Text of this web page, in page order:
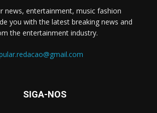
news, entertainment, music fashion
you with the latest breaking news and
the entertainment industry.
SIGA-NOS